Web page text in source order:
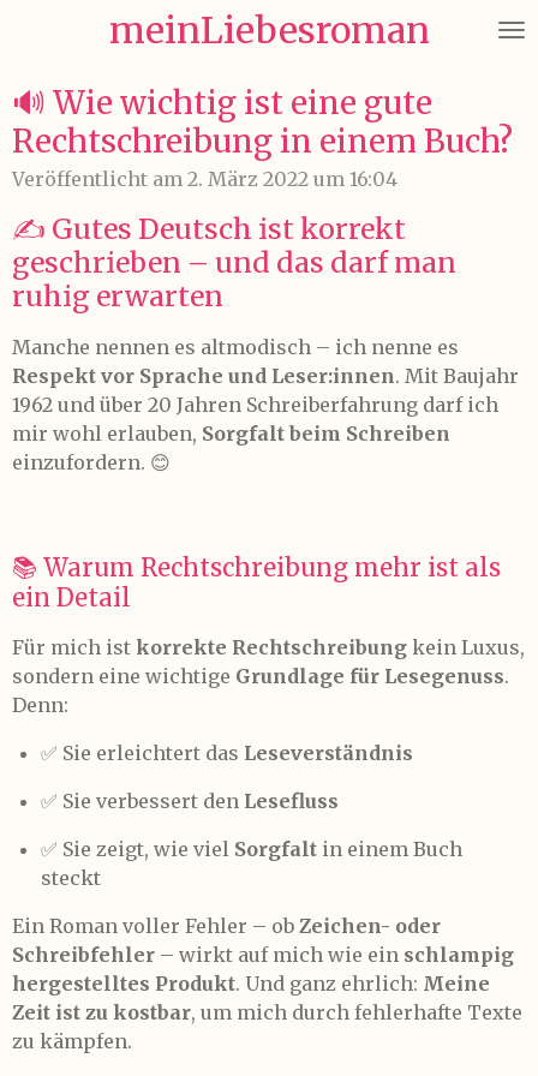
meinLiebesroman
🔊 Wie wichtig ist eine gute
Rechtschreibung in einem Buch?
Veröffentlicht am 2. März 2022 um 16:04
✍️ Gutes Deutsch ist korrekt
geschrieben – und das darf man
ruhig erwarten
Manche nennen es altmodisch – ich nenne es
Respekt vor Sprache und Leser:innen. Mit Baujahr
1962 und über 20 Jahren Schreiberfahrung darf ich
mir wohl erlauben, Sorgfalt beim Schreiben
einzufordern. 😊
📚 Warum Rechtschreibung mehr ist als
ein Detail
Für mich ist korrekte Rechtschreibung kein Luxus,
sondern eine wichtige Grundlage für Lesegenuss.
Denn:
✅ Sie erleichtert das Leseverständnis
✅ Sie verbessert den Lesefluss
✅ Sie zeigt, wie viel Sorgfalt in einem Buch
steckt
Ein Roman voller Fehler – ob Zeichen- oder
Schreibfehler – wirkt auf mich wie ein schlampig
hergestelltes Produkt. Und ganz ehrlich: Meine
Zeit ist zu kostbar, um mich durch fehlerhafte Texte
zu kämpfen.